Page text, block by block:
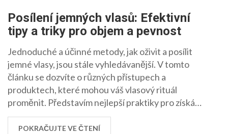
Posílení jemných vlasů: Efektivní
tipy a triky pro objem a pevnost
Jednoduché a účinné metody, jak oživit a posílit
jemné vlasy, jsou stále vyhledávanější. V tomto
článku se dozvíte o různých přístupech a
produktech, které mohou váš vlasový rituál
proměnit. Představím nejlepší praktiky pro získání
většího objemu a síly vlasů, osvědčené domácí
masky a doporučení ohledně stravy, která je pro
POKRAČUJTE VE ČTENÍ